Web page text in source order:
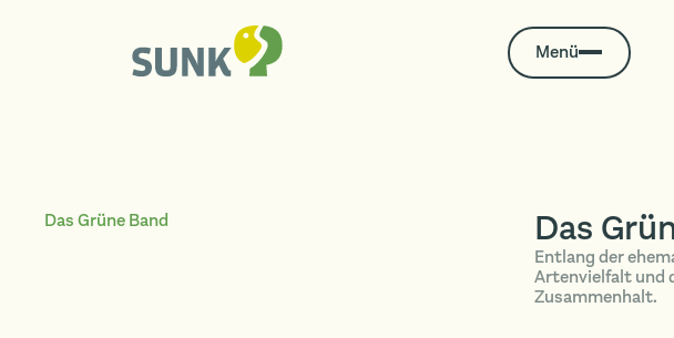
Menü
Das Grüne Band Das
Entlang der
Artenvielfalt und
Zusammenhalt.